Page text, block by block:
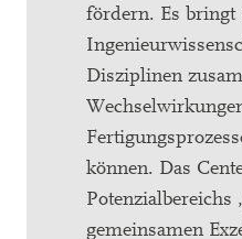
fördern. Es bringt
Disziplinen
können. Das
Potenzialbereichs
gemeinsamen